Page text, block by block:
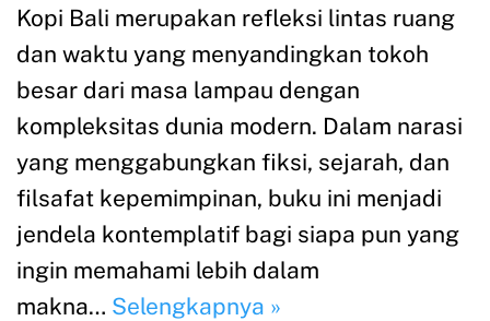
Kopi Bali merupakan refleksi lintas ruang
dan waktu yang menyandingkan tokoh
besar dari masa lampau dengan
kompleksitas dunia modern. Dalam narasi
yang menggabungkan fiksi, sejarah, dan
filsafat kepemimpinan, buku ini menjadi
jendela kontemplatif bagi siapa pun yang
ingin memahami lebih dalam
makna… Selengkapnya »